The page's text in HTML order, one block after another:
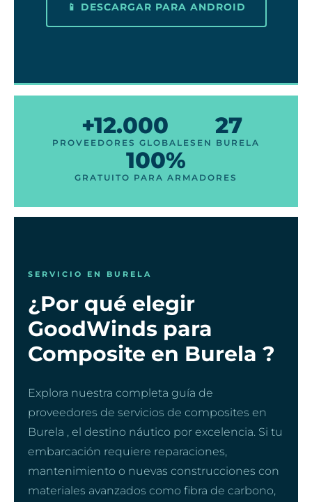
📱 DESCARGAR PARA ANDROID
+12.000
PROVEEDORES GLOBALES
27
EN BURELA
100%
GRATUITO PARA ARMADORES
SERVICIO EN BURELA
¿Por qué elegir
GoodWinds para
Composite en Burela ?
Explora nuestra completa guía de
proveedores de servicios de composites en
Burela , el destino náutico por excelencia. Si tu
embarcación requiere reparaciones,
mantenimiento o nuevas construcciones con
materiales avanzados como fibra de carbono,